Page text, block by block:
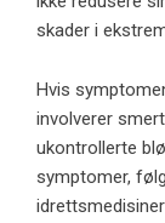
skader i
Hvis
involverer
ukontrollerte
symptomer,